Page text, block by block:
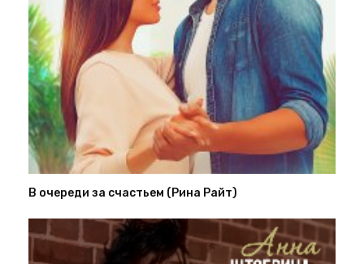
В очереди за счастьем (Рина Райт)